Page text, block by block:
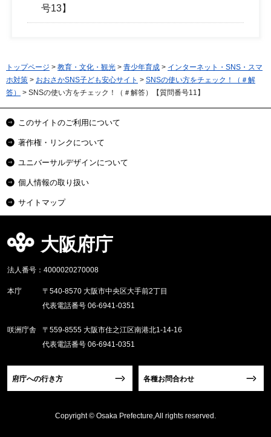
号13】
トップページ > 教育・文化・観光 > 青少年育成 > インターネット・SNS・スマ
ホ対策 > おおさかSNS子ども安心サイト > SNSの使い方をチェック！（＃解
答）
> SNSの使い方をチェック！（＃解答）【質問番号11】
このサイトのご利用について
著作権・リンクについて
ユニバーサルデザインについて
個人情報の取り扱い
サイトマップ
大阪府庁
法人番号：4000020270008
本庁
〒540-8570 大阪市中央区大手前2丁目
代表電話番号 06-6941-0351
咲洲庁舎
〒559-8555 大阪市住之江区南港北1-14-16
代表電話番号 06-6941-0351
府庁への行き方 各種お問合わせ
Copyright © Osaka Prefecture,All rights reserved.